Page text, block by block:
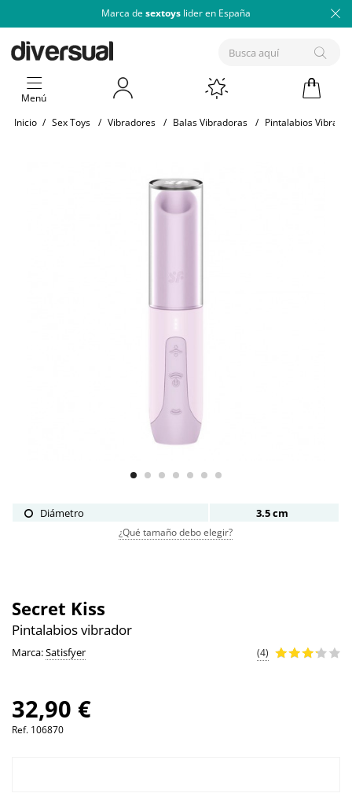
Marca de sextoys lider en España
Menú
Inicio / Sex Toys / Vibradores / Balas Vibradoras / Pintalabios
Diámetro 3.5 cm
¿Qué tamaño debo elegir?
Secret Kiss
Pintalabios vibrador
Marca:Satisfyer (4)
32,90 €
Ref. 106870